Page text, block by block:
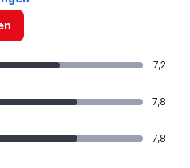
7,2
7,8
7,8